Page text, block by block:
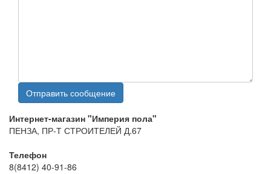
Интернет-магазин "Империя пола"
ПЕНЗА, ПР-Т СТРОИТЕЛЕЙ Д.67
Телефон
8(8412) 40-91-86